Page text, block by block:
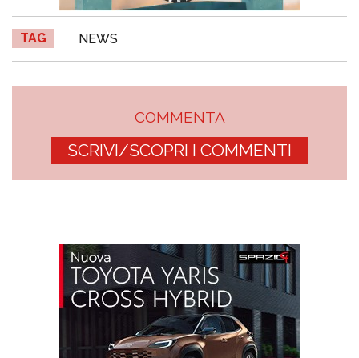
TAG NEWS
COMMENTA
SCRIVI/SCOPRI I COMMENTI